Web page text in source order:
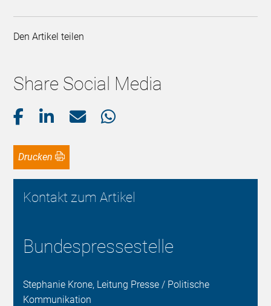
Den Artikel teilen
Share Social Media
Drucken
Kontakt zum Artikel
Bundespressestelle
Stephanie Krone, Leitung Presse / Politische
Kommunikation